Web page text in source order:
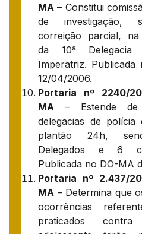
MA – Constitui
de investigação,
correição parcial, na
da 10ª Delegacia
Imperatriz. Publicada
12/04/2006.
Portaria nº 2240/
MA – Estende
delegacias de polícia
plantão 24h,
Delegados e 6
Publicada no DO-MA
Portaria nº 2.437/
MA – Determina que
ocorrências
praticados